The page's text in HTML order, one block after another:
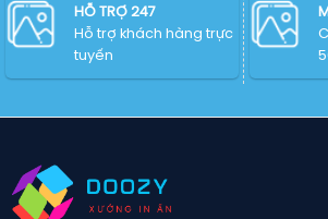
CDR,
SVG,
PNG
chulogo
chuẩn
HỖ TRỢ 247
Hỗ trợ khách hàng trực
tuyến